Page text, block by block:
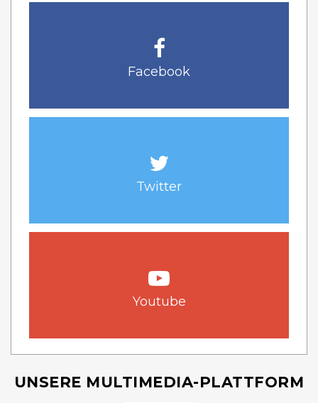
Facebook
Twitter
Youtube
UNSERE MULTIMEDIA-PLATTFORM